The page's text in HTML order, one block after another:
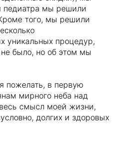
педиатра мы решили
того, мы решили
уникальных процедур,
было, но об этом мы
пожелать, в первую
мирного неба над
смысл моей жизни,
долгих и здоровых